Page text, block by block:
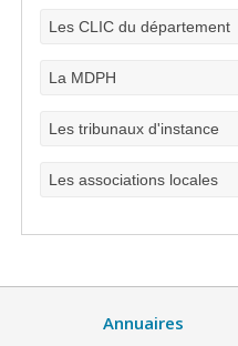
Les CLIC du département
La MDPH
Les tribunaux d'instance
Les associations locales
Annuaires